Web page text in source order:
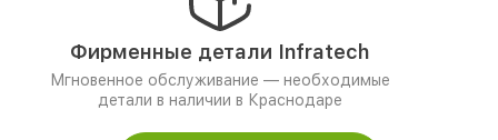
Фирменные детали Infratech
Мгновенное обслуживание — необходимые
детали в наличии в Краснодаре